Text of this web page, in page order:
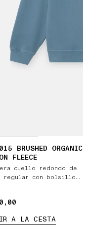
BRUSHED ORGANIC
FLEECE
cuello redondo de
regular con bolsillo
A LA CESTA